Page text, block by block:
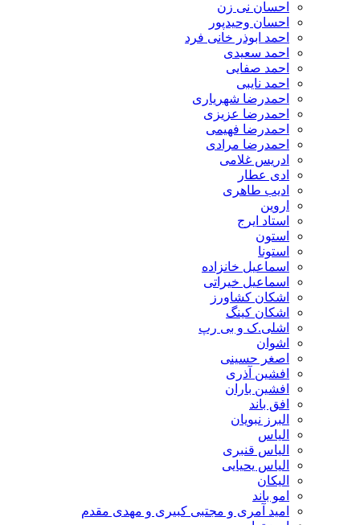
احسان نی زن
احسان وحیدپور
احمد ابوذر خانی فرد
احمد سعیدی
احمد صفایی
احمد نایبی
احمدرضا شهریاری
احمدرضا عزیزی
احمدرضا فهیمی
احمدرضا مرادی
ادریس غلامی
ادی عطار
ادیب طاهری
اروین
استاد ایرج
استون
استونا
اسماعیل خانزاده
اسماعیل خیراتی
اشکان کشاورز
اشکان کینگ
اشلی.ک و بی رپ
اشوان
اصغر حسینی
افشین آذری
افشین باران
افق باند
البرز نبویان
الیاس
الیاس قنبرى
الیاس یحیایی
الیکان
امو باند
امید آمری و مجتبی کبیری و مهدى مقدم